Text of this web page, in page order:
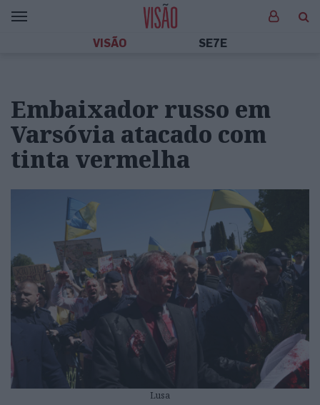
VISÃO SE7E
Embaixador russo em
Varsóvia atacado com
tinta vermelha
Lusa